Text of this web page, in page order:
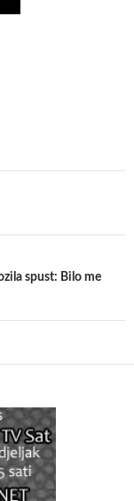
spust: Bilo me